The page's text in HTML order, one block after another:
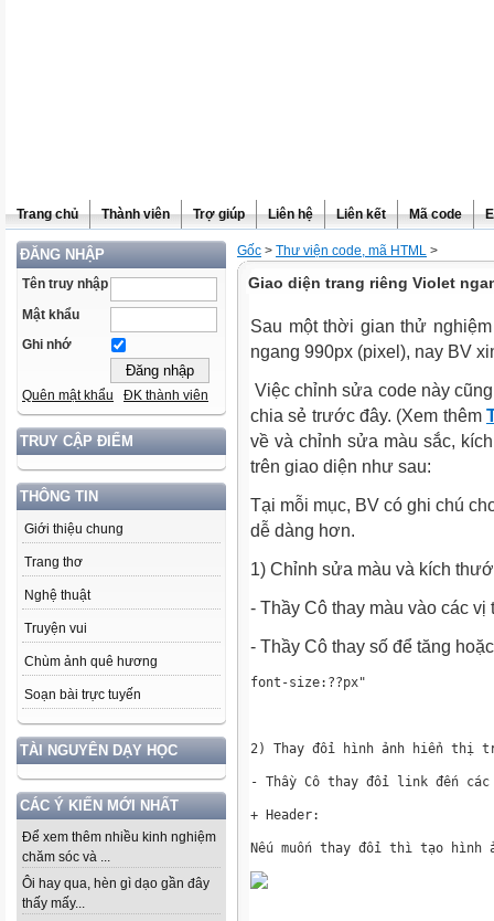
Trang chủ Thành viên Trợ giúp Liên hệ Liên kết Mã code
ĐĂNG NHẬP
Tên truy nhập
Mật khẩu
Ghi nhớ
Quên mật khẩu ĐK thành viên
TRUY CẬP ĐIỂM
THÔNG TIN
Giới thiệu chung
Trang thơ
Nghệ thuật
Truyện vui
Chùm ảnh quê hương
Soạn bài trực tuyến
TÀI NGUYÊN DẠY HỌC
CÁC Ý KIẾN MỚI NHẤT
Để xem thêm nhiều kinh nghiệm
chăm sóc và ...
Ôi hay qua, hèn gì dạo gần đây
thấy mấy...
Gốc > Thư viện code, mã HTML >
Giao diện trang riêng Violet
Sau một thời gian thử
ngang 990px (pixel), nay BV
Việc chỉnh sửa code này
chia sẻ trước đây. (Xem thêm
về và chỉnh sửa màu sắc,
trên giao diện như sau:
Tại mỗi mục, BV có ghi chú
dễ dàng hơn.
1) Chỉnh sửa màu và kích
- Thầy Cô thay màu vào các
- Thầy Cô thay số để tăng